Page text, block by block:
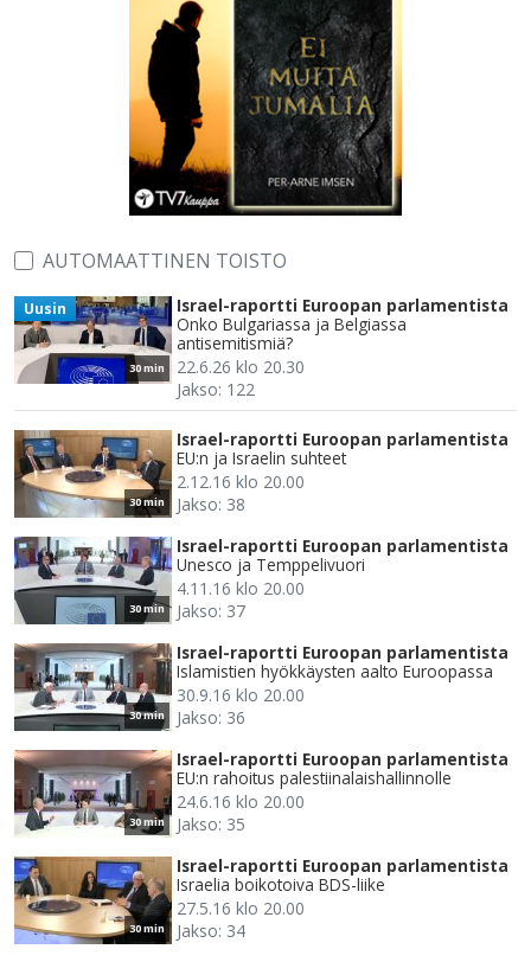
AUTOMAATTINEN TOISTO
30 min
Uusin
Israel-raportti Euroopan parlamentista
Onko Bulgariassa ja Belgiassa
antisemitismiä?
22.6.26 klo 20.30
Jakso: 122
30 min
Israel-raportti Euroopan parlamentista
EU:n ja Israelin suhteet
2.12.16 klo 20.00
Jakso: 38
30 min
Israel-raportti Euroopan parlamentista
Unesco ja Temppelivuori
4.11.16 klo 20.00
Jakso: 37
30 min
Israel-raportti Euroopan parlamentista
Islamistien hyökkäysten aalto Euroopassa
30.9.16 klo 20.00
Jakso: 36
30 min
Israel-raportti Euroopan parlamentista
EU:n rahoitus palestiinalaishallinnolle
24.6.16 klo 20.00
Jakso: 35
30 min
Israel-raportti Euroopan parlamentista
Israelia boikotoiva BDS-liike
27.5.16 klo 20.00
Jakso: 34